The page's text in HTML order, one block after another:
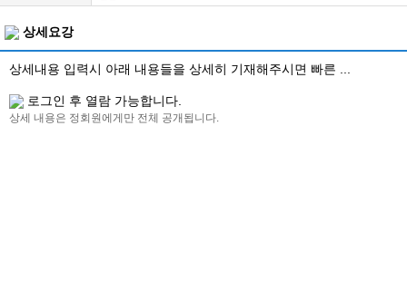
상세요강
상세내용 입력시 아래 내용들을 상세히 기재해주시면 빠른 ...
로그인 후 열람 가능합니다.
상세 내용은 정회원에게만 전체 공개됩니다.